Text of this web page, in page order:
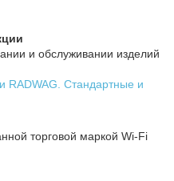
и обслуживании изделий
RADWAG. Стандартные и
торговой маркой Wi-Fi